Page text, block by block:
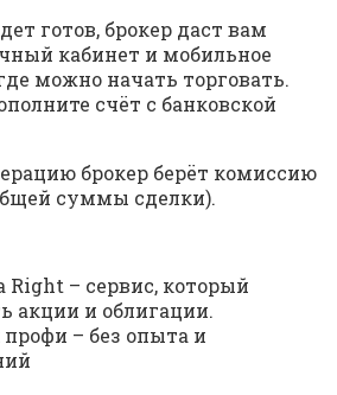
готов, брокер даст вам
кабинет и мобильное
можно начать торговать.
счёт с банковской
брокер берёт комиссию
суммы сделки).
Right – сервис, который
акции и облигации.
– без опыта и